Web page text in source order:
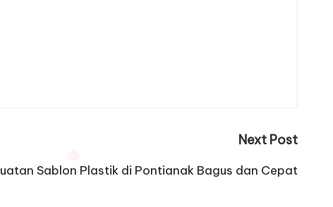
Next Post
Sablon Plastik di Pontianak Bagus dan Cepat